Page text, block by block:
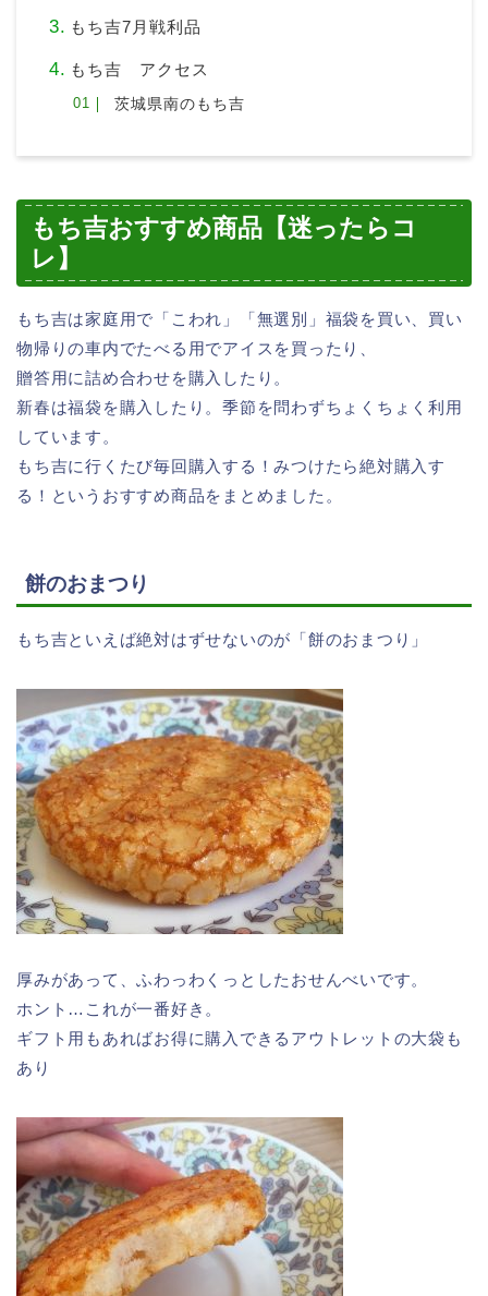
もち吉7月戦利品
もち吉 アクセス
茨城県南のもち吉
もち吉おすすめ商品【迷ったらコ
レ】
もち吉は家庭用で「こわれ」「無選別」福袋を買い、買い
物帰りの車内でたべる用でアイスを買ったり、
贈答用に詰め合わせを購入したり。
新春は福袋を購入したり。季節を問わずちょくちょく利用
しています。
もち吉に行くたび毎回購入する！みつけたら絶対購入す
る！というおすすめ商品をまとめました。
餅のおまつり
もち吉といえば絶対はずせないのが「餅のおまつり」
厚みがあって、ふわっわくっとしたおせんべいです。
ホント…これが一番好き。
ギフト用もあればお得に購入できるアウトレットの大袋も
あり